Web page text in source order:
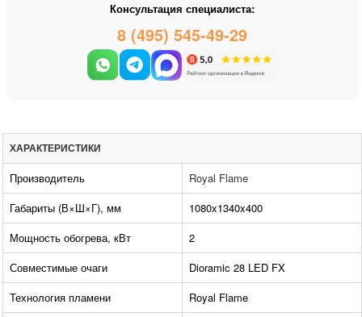
Консультация специалиста:
8 (495) 545-49-29
ХАРАКТЕРИСТИКИ
Производитель
Royal Flame
Габариты (В×Ш×Г), мм
1080x1340x400
Мощность обогрева, кВт
2
Совместимые очаги
Dioramic 28 LED FX
Технология пламени
Royal Flame